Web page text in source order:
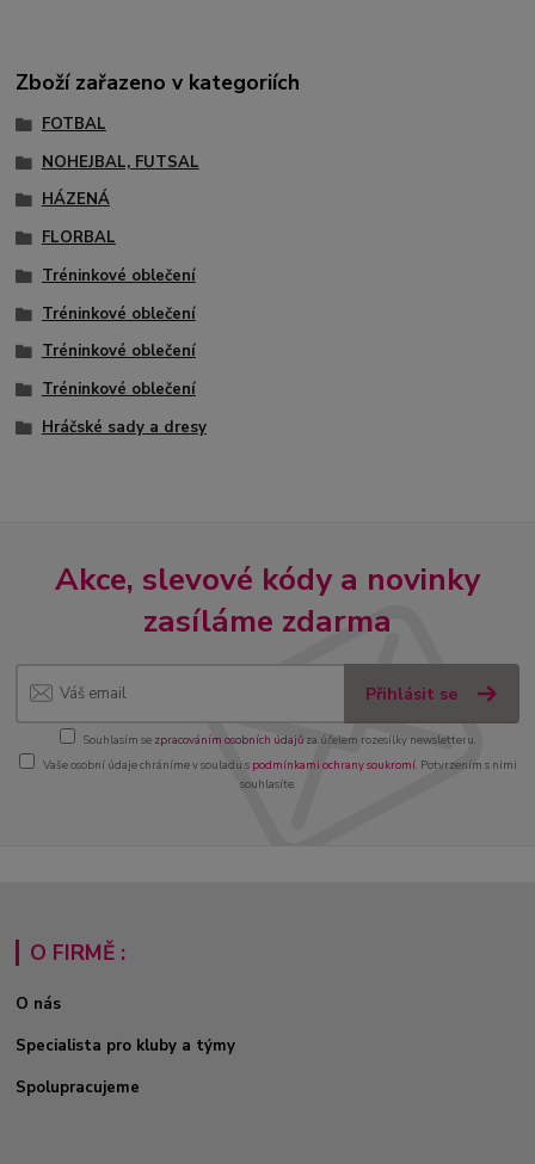
Zboží zařazeno v kategoriích
FOTBAL
NOHEJBAL, FUTSAL
HÁZENÁ
FLORBAL
Tréninkové oblečení
Tréninkové oblečení
Tréninkové oblečení
Tréninkové oblečení
Hráčské sady a dresy
Akce, slevové kódy a novinky
zasíláme zdarma
Přihlásit se
Souhlasím se zpracováním osobních údajůza účelem rozesílky newsletteru.
Vaše osobní údaje chráníme v souladu s podmínkami ochrany soukromí. Potvrzením s nimi
souhlasíte.
O FIRMĚ :
O nás
Specialista pro kluby a týmy
Spolupracujeme